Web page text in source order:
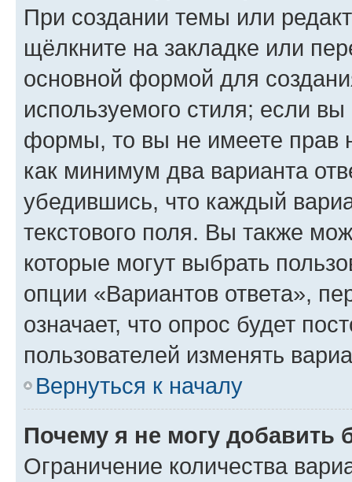
При создании темы или
щёлкните на закладке или
основной формой для
используемого стиля; если
формы, то вы не имеете прав
как минимум два варианта
убедившись, что каждый
текстового поля. Вы также
которые могут выбрать
опции «Вариантов ответа»,
означает, что опрос будет
пользователей изменять
Вернуться к началу
Почему я не могу добавить
Ограничение количества